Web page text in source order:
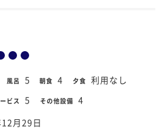
風呂 5 朝食 4 夕食 利用なし
ビス 5 その他設備 4
月29日